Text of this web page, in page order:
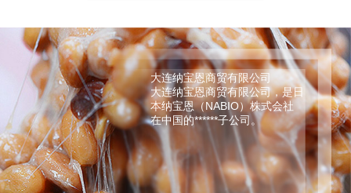
大连纳宝恩商贸有限公司
大连纳宝恩商贸有限公司，是日
本纳宝恩（NABIO）株式会社
在中国的******子公司。